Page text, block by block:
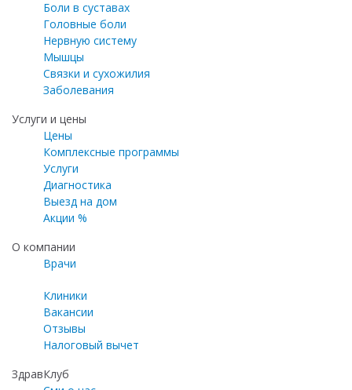
Боли в суставах
Головные боли
Нервную систему
Мышцы
Связки и сухожилия
Заболевания
Услуги и цены
Цены
Комплексные программы
Услуги
Диагностика
Выезд на дом
Акции %
О компании
Врачи
Клиники
Вакансии
Отзывы
Налоговый вычет
ЗдравКлуб